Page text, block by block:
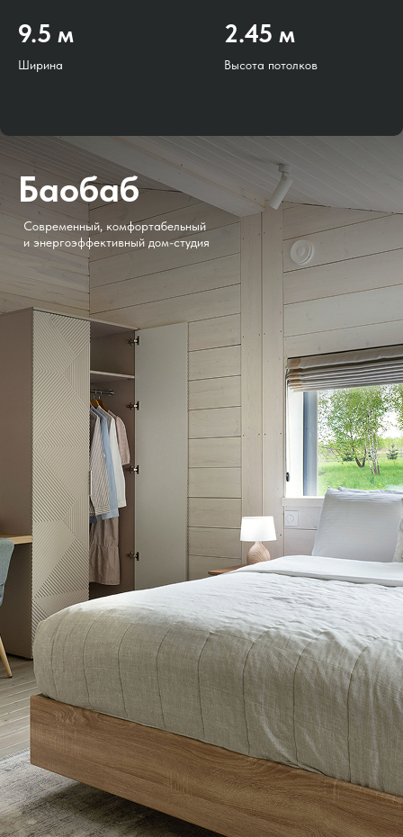
9.5 м
Ширина Высота потолков
2.45 м
Баобаб
Современный, комфортабельный
и энергоэффективный дом-студия